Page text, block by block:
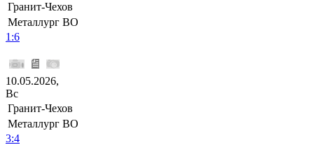
Гранит-Чехов
Металлург ВО
1:6
10.05.2026,
Вс
Гранит-Чехов
Металлург ВО
3:4